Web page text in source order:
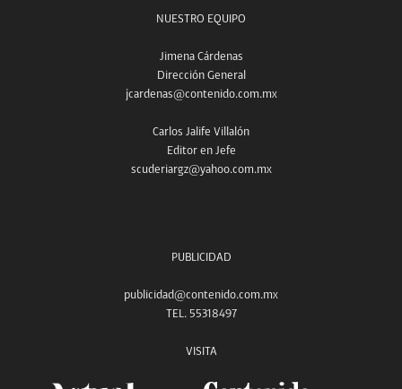
NUESTRO EQUIPO
Jimena Cárdenas
Dirección General
jcardenas@contenido.com.mx
Carlos Jalife Villalón
Editor en Jefe
scuderiargz@yahoo.com.mx
PUBLICIDAD
publicidad@contenido.com.mx
TEL. 55318497
VISITA